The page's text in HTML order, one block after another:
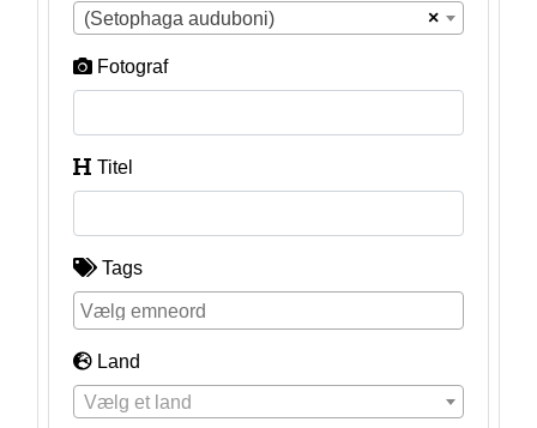
×
(Setophaga auduboni)
Fotograf
Titel
Tags
Land
Vælg et land